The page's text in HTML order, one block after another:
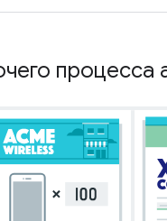
процесса